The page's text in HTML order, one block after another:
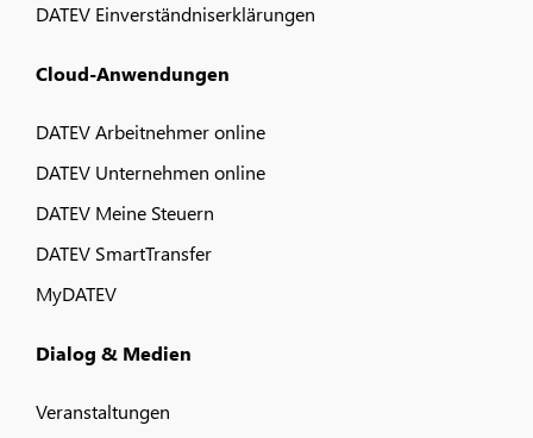
DATEV Einverständniserklärungen
Cloud-Anwendungen
DATEV Arbeitnehmer online
DATEV Unternehmen online
DATEV Meine Steuern
DATEV SmartTransfer
MyDATEV
Dialog & Medien
Veranstaltungen